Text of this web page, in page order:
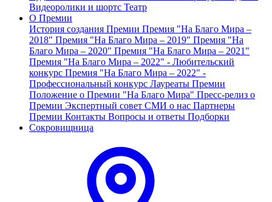
Видеоролики и шортс Театр
О Премии
История создания Премии Премия "На Благо Мира –
2018" Премия "На Благо Мира – 2019" Премия "На
Благо Мира – 2020" Премия "На Благо Мира – 2021"
Премия "На Благо Мира – 2022" - Любительский
конкурс Премия "На Благо Мира – 2022" -
Профессиональный конкурс Лауреаты Премии
Положение о Премии "На Благо Мира" Пресс-релиз о
Премии Экспертный совет СМИ о нас Партнеры
Премии Контакты Вопросы и ответы Подборки
Сокровищница